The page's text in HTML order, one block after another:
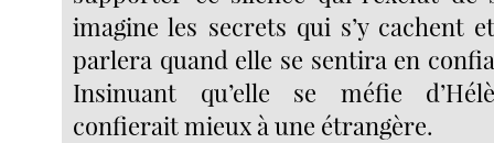
imagine les secrets qui s’y cachent
parlera quand elle se sentira en
Insinuant qu’elle se méfie
confierait mieux à une étrangère.